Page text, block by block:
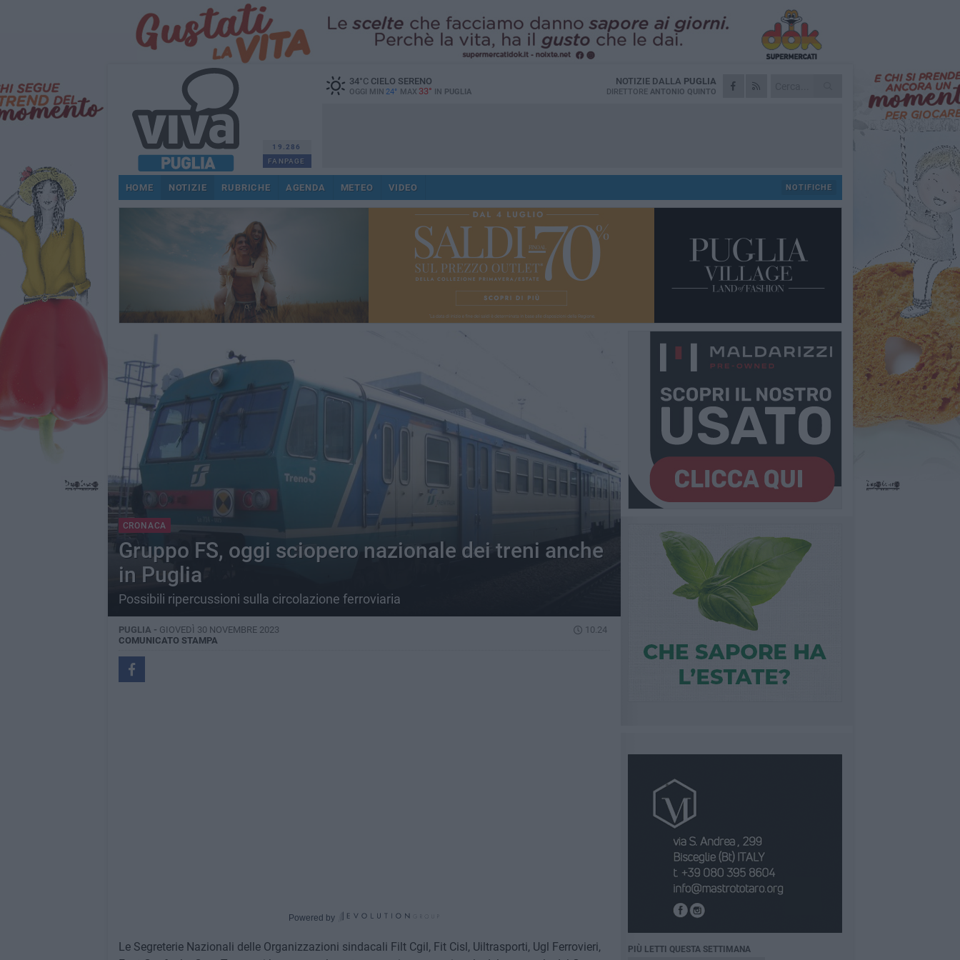
19.286
FANPAGE
34°CCIELO SERENO
OGGI MIN 24° MAX 33° IN PUGLIA
NOTIZIE DALLA PUGLIA
DIRETTORE ANTONIO QUINTO
HOME NOTIZIE RUBRICHE AGENDA METEO VIDEO NOTIFICHE
CRONACA
Gruppo FS, oggi sciopero nazionale dei treni anche
in Puglia
Possibili ripercussioni sulla circolazione ferroviaria
PUGLIA - GIOVEDÌ 30 NOVEMBRE 2023
10.24
COMUNICATO STAMPA
Powered by
Le Segreterie Nazionali delle Organizzazioni sindacali Filt Cgil, Fit Cisl, Uiltrasporti, Ugl Ferrovieri,
PIÙ LETTI QUESTA SETTIMANA